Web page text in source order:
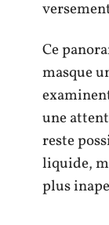
Ce
masque
une
reste
liquide,
plus